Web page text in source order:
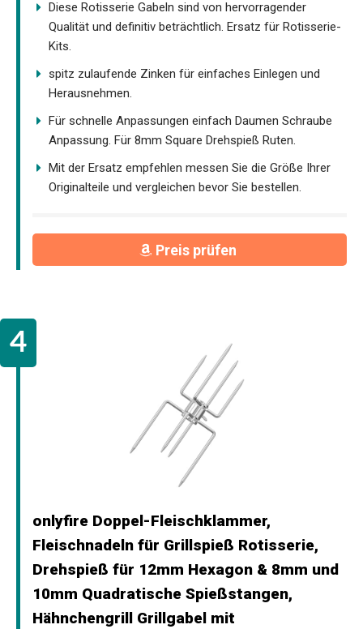
Diese Rotisserie Gabeln sind von hervorragender
Qualität und definitiv beträchtlich. Ersatz für Rotisserie-
Kits.
spitz zulaufende Zinken für einfaches Einlegen und
Herausnehmen.
Für schnelle Anpassungen einfach Daumen Schraube
Anpassung. Für 8mm Square Drehspieß Ruten.
Mit der Ersatz empfehlen messen Sie die Größe Ihrer
Originalteile und vergleichen bevor Sie bestellen.
Preis prüfen
onlyfire Doppel-Fleischklammer,
Fleischnadeln für Grillspieß Rotisserie,
Drehspieß für 12mm Hexagon & 8mm und
10mm Quadratische Spießstangen,
Hähnchengrill Grillgabel mit